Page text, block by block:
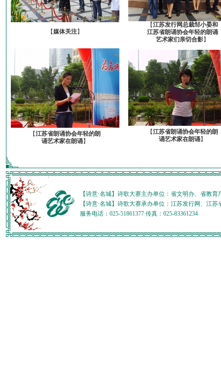
【媒体关注】
【江苏发行网总裁邹小晏和
江苏省朗诵协会年轻的朗诵
艺术家们亲切合影】
【江苏省朗诵协会年轻的朗
诵艺术家在朗诵】
【江苏省朗诵协会年轻的朗
诵艺术家在朗诵】
【诗意·名城】诗歌大赛主办单位：省文明办、省教
【诗意·名城】诗歌大赛承办单位：江苏发行网、江
服务电话：025-51861377 传真：025-83361234